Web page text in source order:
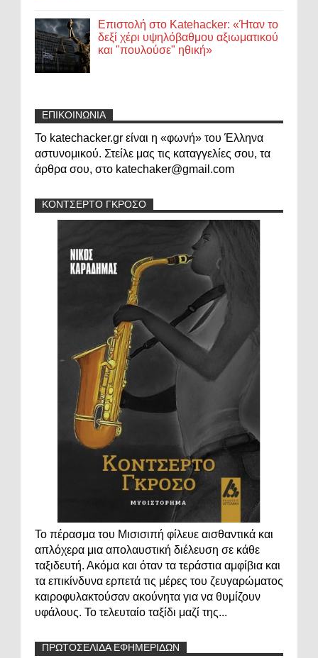
Επιστολή στο Katehacker: «Ήταν το
δεξί χέρι υψηλόβαθμου αξιωματικού
και "πουλούσε" ηθική»
ΕΠΙΚΟΙΝΩΝΙΑ
Το katechacker.gr είναι η «φωνή» του Έλληνα
αστυνομικού. Στείλε μας τις καταγγελίες σου, τα
άρθρα σου, στο katechaker@gmail.com
ΚΟΝΤΣΕΡΤΟ ΓΚΡΟΣΟ
Το πέρασμα του Μισισιπή φίλευε αισθαντικά και
απλόχερα μια απολαυστική διέλευση σε κάθε
ταξιδευτή. Ακόμα και όταν τα τεράστια αμφίβια και
τα επικίνδυνα ερπετά τις μέρες του ζευγαρώματος
καιροφυλακτούσαν ακούνητα για να θυμίζουν
υφάλους. Το τελευταίο ταξίδι μαζί της...
ΠΡΩΤΟΣΕΛΙΔΑ ΕΦΗΜΕΡΙΔΩΝ